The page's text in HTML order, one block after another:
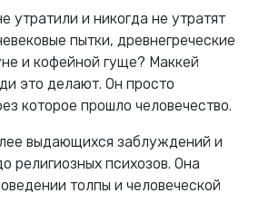
утратили и никогда не утратят
пытки, древнегреческие
и кофейной гуще? Маккей
это делают. Он просто
которое прошло человечество.
выдающихся заблуждений и
религиозных психозов. Она
толпы и человеческой